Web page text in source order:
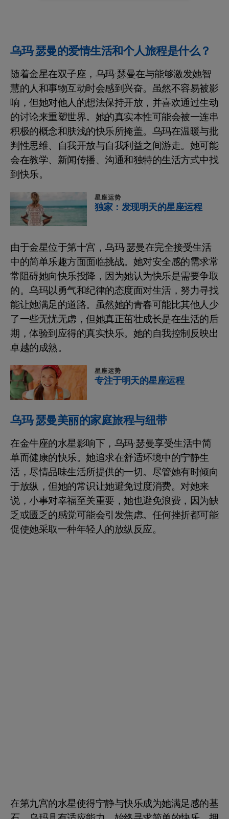
乌玛·瑟曼的爱情生活和个人旅程是什么？
随着金星在双子座，乌玛·瑟曼在与能够激发她智
慧的人和事物互动时会感到兴奋。虽然不容易被影
响，但她对他人的想法保持开放，并喜欢通过生动
的讨论来重塑世界。她的真实本性可能会被一连串
积极的概念和肤浅的快乐所掩盖。乌玛在温暖与批
判性思维、自我开放与自我利益之间游走。她可能
会在教学、新闻传播、沟通和独特的生活方式中找
到快乐。
星座运势
独家：发现明天的星座运程
由于金星位于第十宫，乌玛·瑟曼在完全接受生活
中的简单乐趣方面面临挑战。她对安全感的需求常
常阻碍她向快乐投降，因为她认为快乐是需要争取
的。乌玛以勇气和纪律的态度面对生活，努力寻找
能让她满足的道路。虽然她的青春可能比其他人少
了一些无忧无虑，但她真正茁壮成长是在生活的后
期，体验到应得的真实快乐。她的自我控制反映出
卓越的成熟。
星座运势
专注于明天的星座运程
乌玛·瑟曼美丽的家庭旅程与纽带
在金牛座的水星影响下，乌玛·瑟曼享受生活中简
单而健康的快乐。她追求在舒适环境中的宁静生
活，尽情品味生活所提供的一切。尽管她有时倾向
于放纵，但她的常识让她避免过度消费。对她来
说，小事对幸福至关重要，她也避免浪费，因为缺
乏或匮乏的感觉可能会引发焦虑。任何挫折都可能
促使她采取一种年轻人的放纵反应。
在第九宫的水星使得宁静与快乐成为她满足感的基